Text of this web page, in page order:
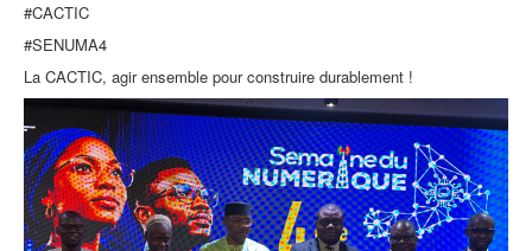
#CACTIC
#SENUMA4
La CACTIC, agir ensemble pour construire durablement !